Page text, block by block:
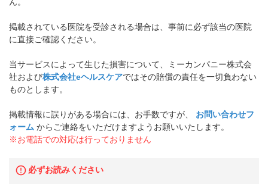
掲載されている医院を受診される場合は、事前に必ず該当の医院
に直接ご確認ください。
当サービスによって生じた損害について、ミーカンパニー株式会
社および株式会社eヘルスケアではその賠償の責任を一切負わない
ものとします。
掲載情報に誤りがある場合には、お手数ですが、
お問い合わせフ
ォーム からご連絡をいただけますようお願いいたします。
※お電話での対応は行っておりません
必ずお読みください